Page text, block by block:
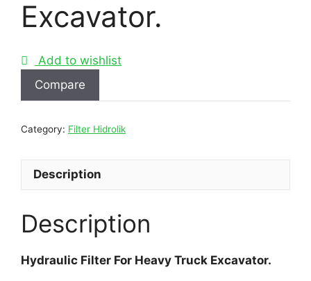
Excavator.
Add to wishlist
Compare
Category: Filter Hidrolik
Description
Description
Hydraulic Filter For Heavy Truck Excavator.